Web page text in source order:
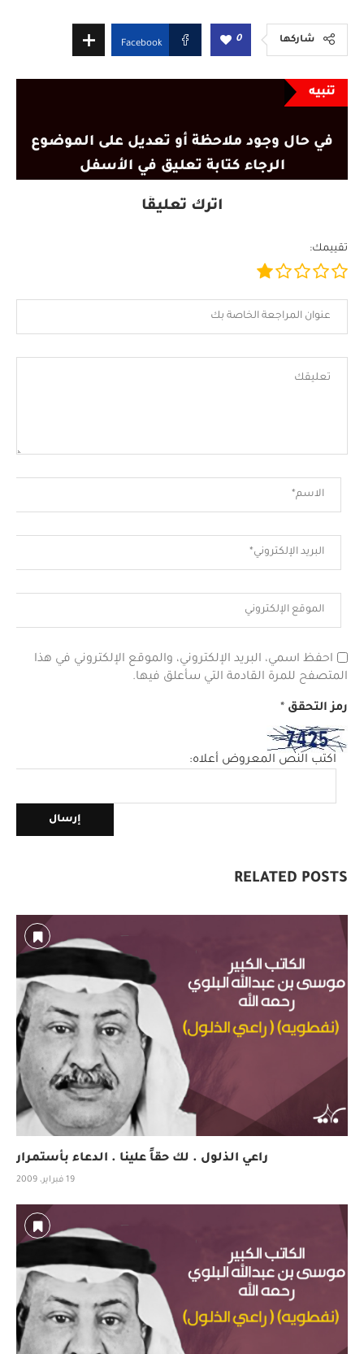
شاركها 0
Facebook
تنبيه
في حال وجود ملاحظة أو تعديل على الموضوع
الرجاء كتابة تعليق في الأسفل
اترك تعليقًا
تقييمك:
احفظ اسمي، البريد الإلكتروني، والموقع الإلكتروني في هذا
المتصفح للمرة القادمة التي سأعلق فيها.
رمز التحقق *
اكتب النص المعروض أعلاه:
RELATED POSTS
راعي الذلول . لك حقاً علينا . الدعاء بأستمرار
19 فبراير، 2009